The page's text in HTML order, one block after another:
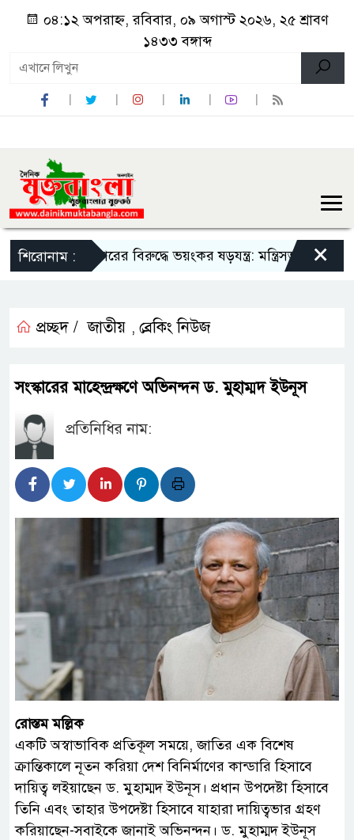
০৪:১২ অপরাহ্ন, রবিবার, ০৯ অগাস্ট ২০২৬, ২৫ শ্রাবণ
১৪৩৩ বঙ্গাব্দ
শিরোনাম :
সরকারের বিরুদ্ধে ভয়ংকর ষড়যন্ত্র: মন্ত্রিসভা থেকে বাদ পড়তে
×
প্রচ্ছদ / জাতীয় , ব্রেকিং নিউজ
সংস্কারের মাহেন্দ্রক্ষণে অভিনন্দন ড. মুহাম্মদ ইউনূস
প্রতিনিধির নাম:
রোস্তম মল্লিক
একটি অস্বাভাবিক প্রতিকূল সময়ে, জাতির এক বিশেষ
ক্রান্তিকালে নূতন করিয়া দেশ বিনির্মাণের কান্ডারি হিসাবে
দায়িত্ব লইয়াছেন ড. মুহাম্মদ ইউনূস। প্রধান উপদেষ্টা হিসাবে
তিনি এবং তাহার উপদেষ্টা হিসাবে যাহারা দায়িত্বভার গ্রহণ
করিয়াছেন-সবাইকে জানাই অভিনন্দন। ড. মুহাম্মদ ইউনূস